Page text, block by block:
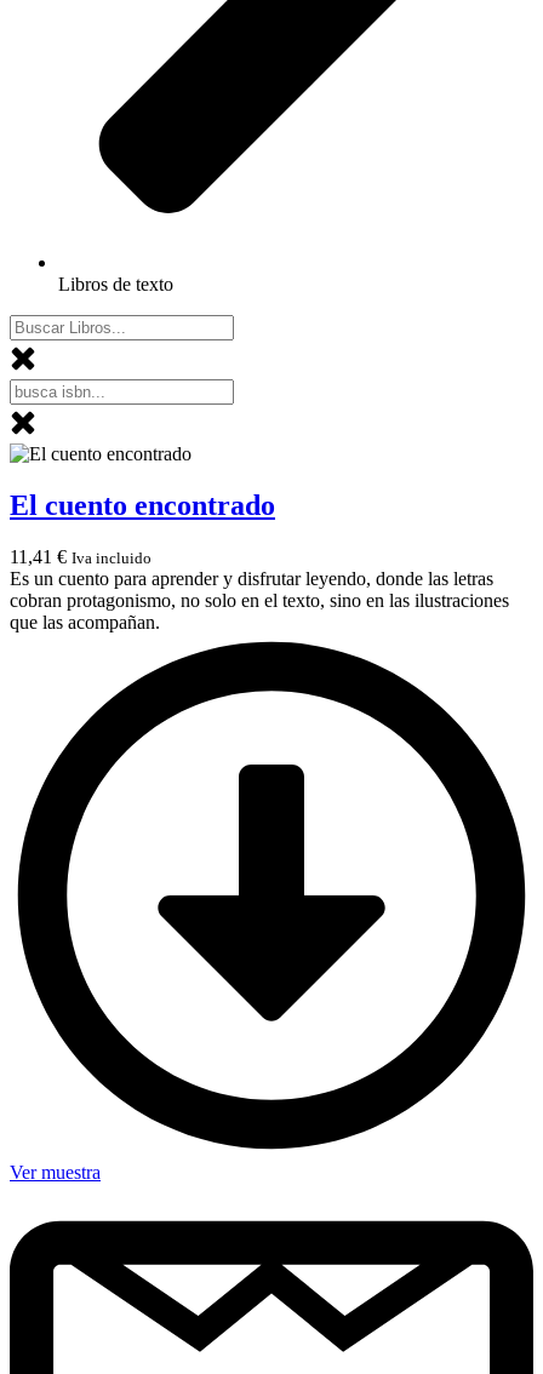
Libros de texto
El cuento encontrado
11,41 € Iva incluido
Es un cuento para aprender y disfrutar leyendo, donde las letras
cobran protagonismo, no solo en el texto, sino en las ilustraciones
que las acompañan.
Ver muestra